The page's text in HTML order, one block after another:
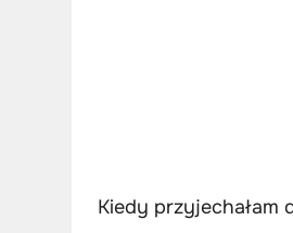
Kiedy przyjechałam